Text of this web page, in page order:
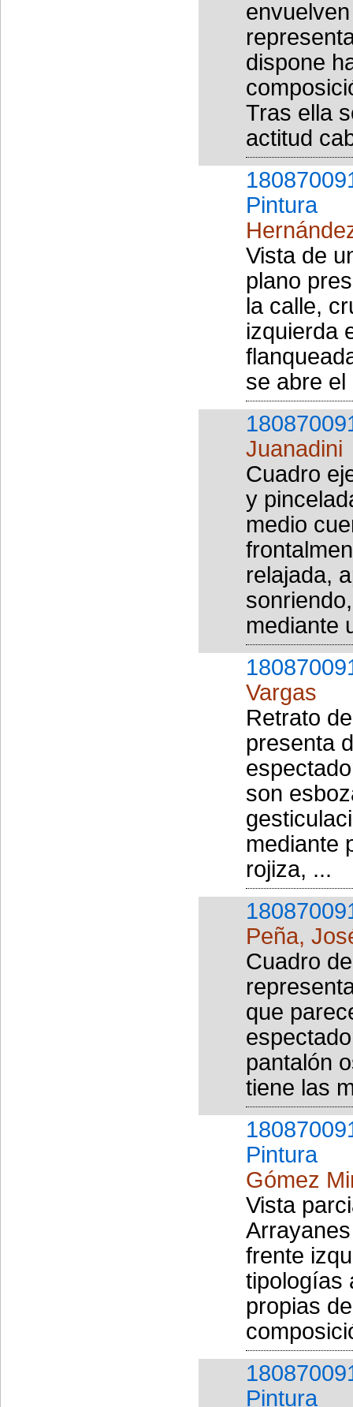
dispone
Tras ella
actitud
Pintura
Vista de
plano
la calle,
izquierda
se abre
Juanadini
Cuadro
y
medio
relajada,
mediante
Vargas
Retrato
presenta
son
mediante
rojiza, ...
Peña,
Cuadro
que
pantalón
tiene las
Pintura
Gómez
Vista
frente
tipologías
propias
Pintura